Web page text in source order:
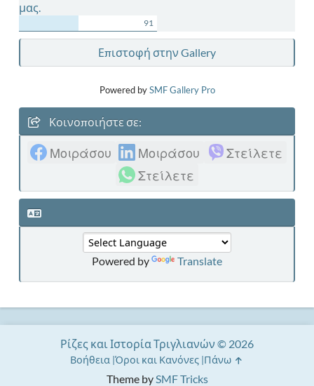
μας.
91
Επιστοφή στην Gallery
Powered bySMF Gallery Pro
Κοινοποιήστε σε:
Μοιράσου Μοιράσου
Στείλετε
Στείλετε
Powered by Translate
Theme bySMF Tricks
Ρίζες και Ιστορία Τριγλιανών © 2026
Βοήθεια Όροι και Κανόνες Πάνω